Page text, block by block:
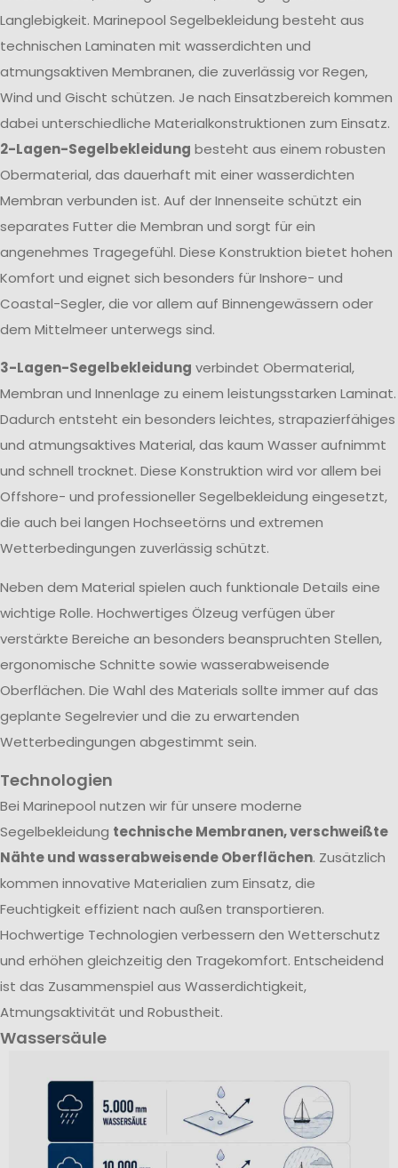
Langlebigkeit. Marinepool Segelbekleidung besteht aus
technischen Laminaten mit wasserdichten und
atmungsaktiven Membranen, die zuverlässig vor Regen,
Wind und Gischt schützen. Je nach Einsatzbereich kommen
dabei unterschiedliche Materialkonstruktionen zum Einsatz.
2-Lagen-Segelbekleidung besteht aus einem robusten
Obermaterial, das dauerhaft mit einer wasserdichten
Membran verbunden ist. Auf der Innenseite schützt ein
separates Futter die Membran und sorgt für ein
angenehmes Tragegefühl. Diese Konstruktion bietet hohen
Komfort und eignet sich besonders für Inshore- und
Coastal-Segler, die vor allem auf Binnengewässern oder
dem Mittelmeer unterwegs sind.
3-Lagen-Segelbekleidung verbindet Obermaterial,
Membran und Innenlage zu einem leistungsstarken Laminat.
Dadurch entsteht ein besonders leichtes, strapazierfähiges
und atmungsaktives Material, das kaum Wasser aufnimmt
und schnell trocknet. Diese Konstruktion wird vor allem bei
Offshore- und professioneller Segelbekleidung eingesetzt,
die auch bei langen Hochseetörns und extremen
Wetterbedingungen zuverlässig schützt.
Neben dem Material spielen auch funktionale Details eine
wichtige Rolle. Hochwertiges Ölzeug verfügen über
verstärkte Bereiche an besonders beanspruchten Stellen,
ergonomische Schnitte sowie wasserabweisende
Oberflächen. Die Wahl des Materials sollte immer auf das
geplante Segelrevier und die zu erwartenden
Wetterbedingungen abgestimmt sein.
Technologien
Bei Marinepool nutzen wir für unsere moderne
Segelbekleidung technische Membranen, verschweißte
Nähte und wasserabweisende Oberflächen. Zusätzlich
kommen innovative Materialien zum Einsatz, die
Feuchtigkeit effizient nach außen transportieren.
Hochwertige Technologien verbessern den Wetterschutz
und erhöhen gleichzeitig den Tragekomfort. Entscheidend
ist das Zusammenspiel aus Wasserdichtigkeit,
Atmungsaktivität und Robustheit.
Wassersäule